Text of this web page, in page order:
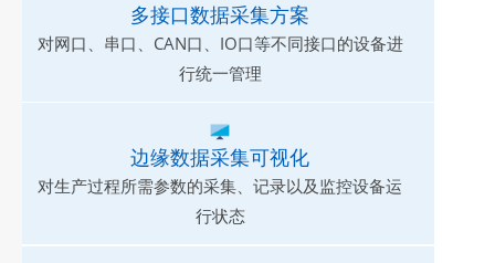
多接口数据采集方案
对网口、串口、CAN口、IO口等不同接口的设备进
行统一管理
边缘数据采集可视化
对生产过程所需参数的采集、记录以及监控设备运
行状态